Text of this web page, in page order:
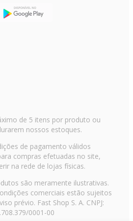
pequenas variações de tonalidade,
de 5 itens por produto ou
nossos estoques.
de pagamento válidos
compras efetuadas no site,
na rede de lojas físicas.
são meramente ilustrativas.
comerciais estão sujeitos
prévio. Fast Shop S. A. CNPJ:
0001-00